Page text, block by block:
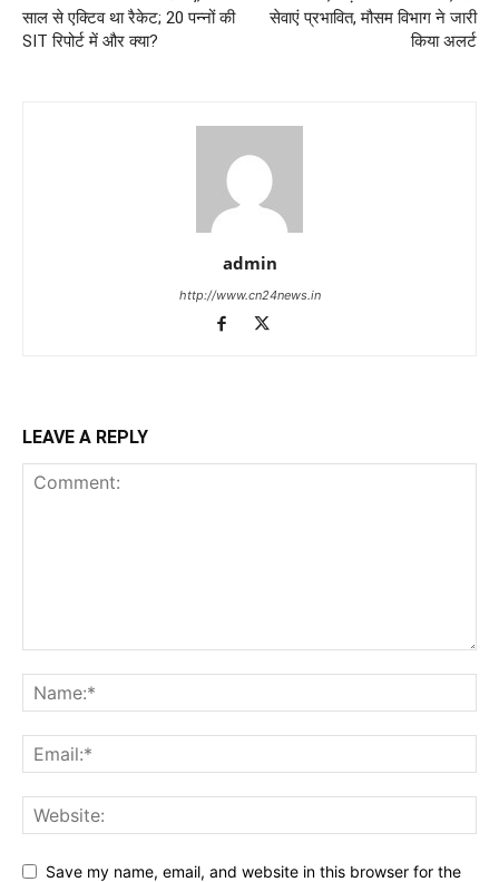
साल से एक्टिव था रैकेट; 20 पन्नों की
SIT रिपोर्ट में और क्या?
सेवाएं प्रभावित, मौसम विभाग ने जारी
किया अलर्ट
admin
http://www.cn24news.in
LEAVE A REPLY
Save my name, email, and website in this browser for the